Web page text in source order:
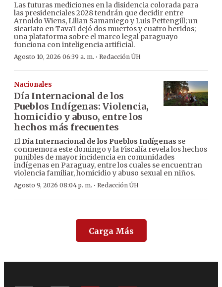
Las futuras mediciones en la disidencia colorada para
las presidenciales 2028 tendrán que decidir entre
Arnoldo Wiens, Lilian Samaniego y Luis Pettengill; un
sicariato en Tava’i dejó dos muertos y cuatro heridos;
una plataforma sobre el marco legal paraguayo
funciona con inteligencia artificial.
Agosto 10, 2026 06:39 a. m. · Redacción ÚH
Nacionales
Día Internacional de los
Pueblos Indígenas: Violencia,
homicidio y abuso, entre los
hechos más frecuentes
El Día Internacional de los Pueblos Indígenas se
conmemora este domingo y la Fiscalía revela los hechos
punibles de mayor incidencia en comunidades
indígenas en Paraguay, entre los cuales se encuentran
violencia familiar, homicidio y abuso sexual en niños.
Agosto 9, 2026 08:04 p. m. · Redacción ÚH
Carga Más